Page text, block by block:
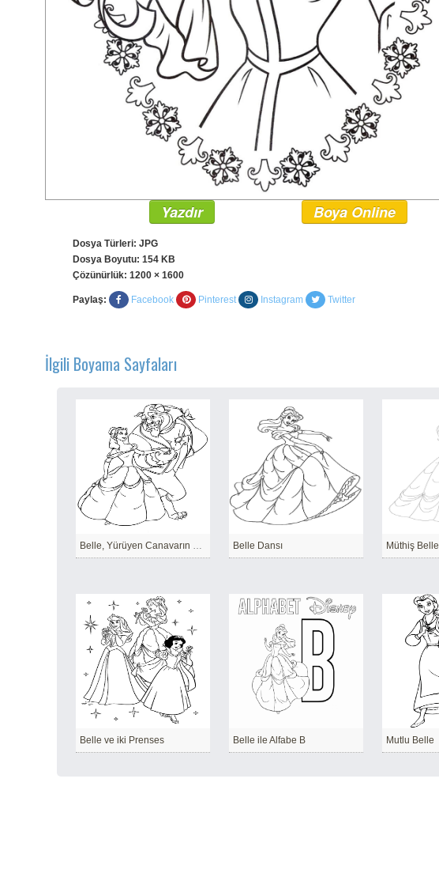
Yazdır Boya Online
Dosya Türleri: JPG
Dosya Boyutu: 154 KB
Çözünürlük: 1200 × 1600
Paylaş: Facebook Pinterest Instagram Twitter
İlgili Boyama Sayfaları
Belle, Yürüyen Canavarın elini Tutar Belle Dansı Müthiş Belle
Belle ve iki Prenses Belle ile Alfabe B Mutlu Belle